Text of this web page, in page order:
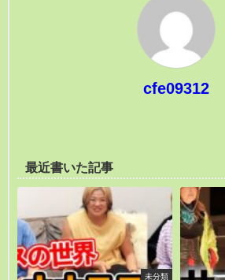
cfe09312
最近書いた記事
未分類